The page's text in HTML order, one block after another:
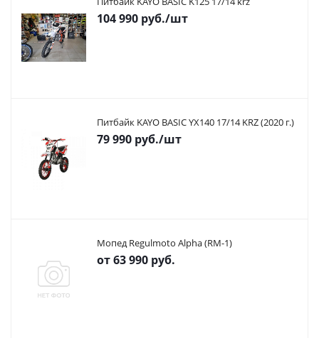
104 990 руб./шт
Питбайк KAYO BASIC YX140 17/14 KRZ (2020 г.)
79 990 руб./шт
Мопед Regulmoto Alpha (RM-1)
от63 990 руб.